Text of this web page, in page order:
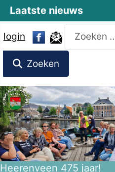
login
Zoeken
Zoeken
Heerenveen 475 jaar!
Laatste nieuws